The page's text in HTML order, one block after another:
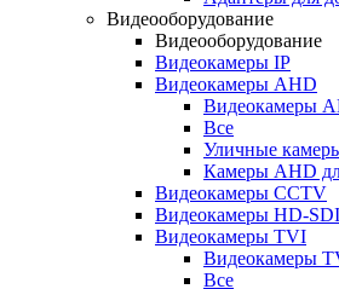
Видеооборудование
Видеооборудование
Видеокамеры IP
Видеокамеры AHD
Видеокамеры
Все
Уличные
Камеры AHD
Видеокамеры CCTV
Видеокамеры HD-SDI
Видеокамеры TVI
Видеокамеры
Все